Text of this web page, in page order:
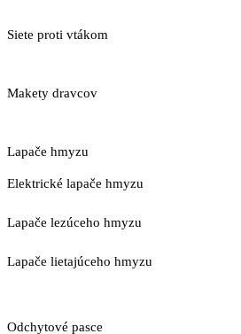
Siete proti vtákom
Makety dravcov
Lapače hmyzu
Elektrické lapače hmyzu
Lapače lezúceho hmyzu
Lapače lietajúceho hmyzu
Odchytové pasce